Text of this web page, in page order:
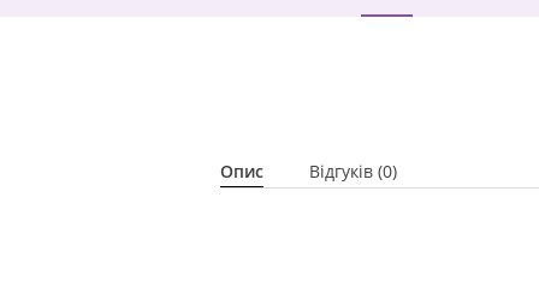
Опис Відгуків (0)